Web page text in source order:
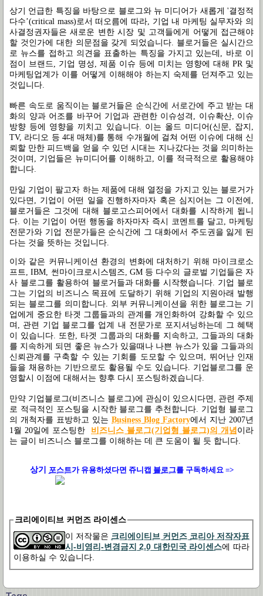
상기 언급한 특징을 바탕으로 블로그와 뉴 미디어가 새롭게 '결정적
다수’(critical mass)로서 떠오름에 따라, 기업 내 마케팅 실무자와 의
사결정권자들은 새로운 변한 시장 및 고객들에게 어떻게 접근해야
할 것인가에 대한 의문점을 갖게 되었습니다. 블로거들은 실시간으
로 뉴스를 접하고 의견을 표출하는 특징을 가지고 있는데, 바로 이
점이 브랜드, 기업 명성, 제품 이슈 등에 미치는 영향에 대해 PR 및
마케팅업계가 이를 어떻게 이해해야 하는지 숙제를 던져주고 있는
것입니다.
빠른 속도로 움직이는 블로거들은 순식간에 서로간에 주고 받는 대
화의 양과 어조를 바꾸어 기업과 관련한 이슈성격, 이슈확산, 이슈
방향 등에 영향을 끼치고 있습니다. 이는 올드 미디어(신문, 잡지,
TV, 라디오 등 4대 매체)를 통해 수개월에 걸쳐 어떤 이슈에 대해 신
뢰할 만한 피드백을 얻을 수 있던 시대는 지나갔다는 것을 의미하는
것이며, 기업들은 뉴미디어를 이해하고, 이를 적극적으로 활용해야
합니다.
만일 기업이 팔고자 하는 제품에 대해 열정을 가지고 있는 블로거가
있다면, 기업이 어떤 일을 진행하자마자 혹은 심지어는 그 이전에,
블로거들은 그것에 대해 블로고스피어에서 대화를 시작하게 됩니
다. 이는 기업이 어떤 행동을 하자마자 즉시 코멘트를 달고, 마케팅
전문가와 기업 전문가들은 순식간에 그 대화에서 주도권을 잃게 된
다는 것을 뜻하는 것입니다.
이와 같은 커뮤니케이션 환경의 변화에 대처하기 위해 마이크로소
프트, IBM, 썬마이크로시스템즈, GM 등 다수의 글로벌 기업들은 자
사 블로그를 활용하여 블로거들과 대화를 시작했습니다. 기업 블로
그는 기업의 비즈니스 목표에 도달하기 위해 기업의 지원아래 발행
되는 블로그를 의미합니다. 외부 커뮤니케이션을 위한 블로그는 기
업에게 중요한 타겟 그룹들과의 관계를 개인화하여 강화할 수 있으
며, 관련 기업 블로그를 업계 내 전문가로 포지셔닝하는데 그 혜택
이 있습니다. 또한, 타겟 그룹과의 대화를 지속하고, 그들과의 대화
를 지속하게 되면 좋은 뉴스가 있을때나 나쁜 뉴스가 있을 그들과의
신뢰관계를 구축할 수 있는 기회를 도모할 수 있으며, 뛰어난 인재
들을 채용하는 기반으로도 활용될 수도 있습니다. 기업블로그를 운
영할시 이점에 대해서는 향후 다시 포스팅하겠습니다.
만약 기업블로그(비즈니스 블로그)에 관심이 있으시다면, 관련 주제
로 적극적인 포스팅을 시작한 블로그를 추천합니다. 기업형 블로그
의 개척자를 표방하고 있는 Business Blog Factory에서 지난 2007년
1월 20일에 포스팅한 비즈니스 블로그(기업형 블로그)의 개념 이라
는 글이 비즈니스 블로그를 이해하는 데 큰 도움이 될 듯 합니다.
상기 포스트가유용하셨다면 쥬니캡 블로그를 구독하세요 =>
크리에이티브 커먼즈 라이센스
이 저작물은 크리에이티브 커먼즈 코리아 저작자표
시-비영리-변경금지 2.0 대한민국 라이센스에 따라
이용하실 수 있습니다.